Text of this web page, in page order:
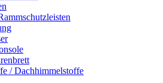
/ Dachhimmelstoffe